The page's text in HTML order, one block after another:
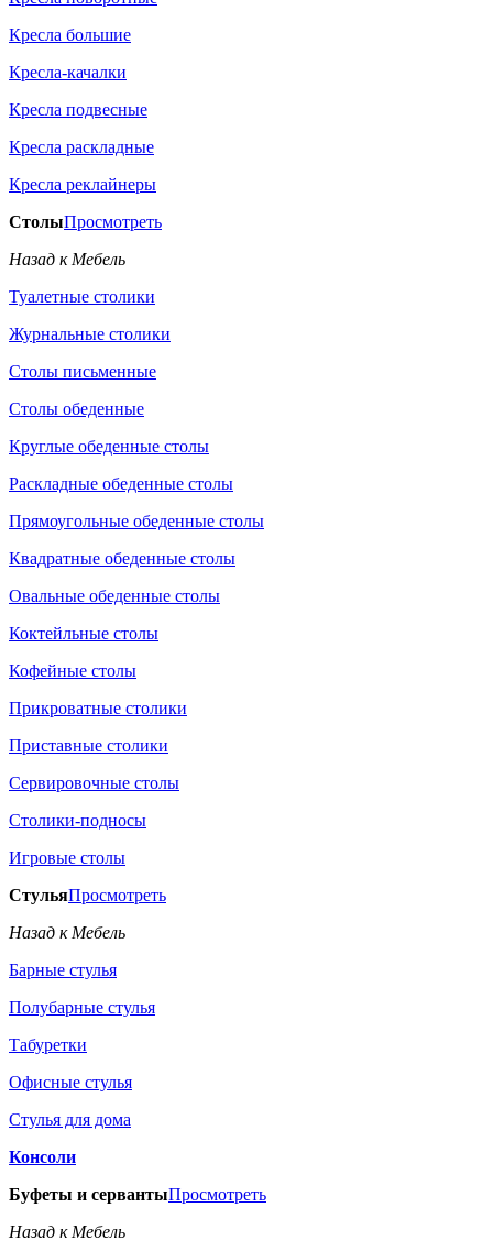
Кресла большие
Кресла-качалки
Кресла подвесные
Кресла раскладные
Кресла реклайнеры
СтолыПросмотреть
Назад к Мебель
Туалетные столики
Журнальные столики
Столы письменные
Столы обеденные
Круглые обеденные столы
Раскладные обеденные столы
Прямоугольные обеденные столы
Квадратные обеденные столы
Овальные обеденные столы
Коктейльные столы
Кофейные столы
Прикроватные столики
Приставные столики
Сервировочные столы
Столики-подносы
Игровые столы
СтульяПросмотреть
Назад к Мебель
Барные стулья
Полубарные стулья
Табуретки
Офисные стулья
Стулья для дома
Консоли
Буфеты и сервантыПросмотреть
Назад к Мебель